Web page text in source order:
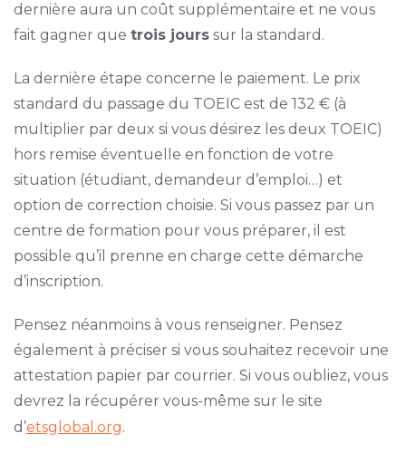
dernière aura un coût supplémentaire et ne vous
fait gagner que trois jourssur la standard.
La dernière étape concerne le paiement. Le prix
standard du passage du TOEIC est de 132 € (à
multiplier par deux si vous désirez les deux TOEIC)
hors remise éventuelle en fonction de votre
situation (étudiant, demandeur d’emploi…) et
option de correction choisie. Si vous passez par un
centre de formation pour vous préparer, il est
possible qu’il prenne en charge cette démarche
d’inscription.
Pensez néanmoins à vous renseigner. Pensez
également à préciser si vous souhaitez recevoir une
attestation papier par courrier. Si vous oubliez, vous
devrez la récupérer vous-même sur le site
d’etsglobal.org.